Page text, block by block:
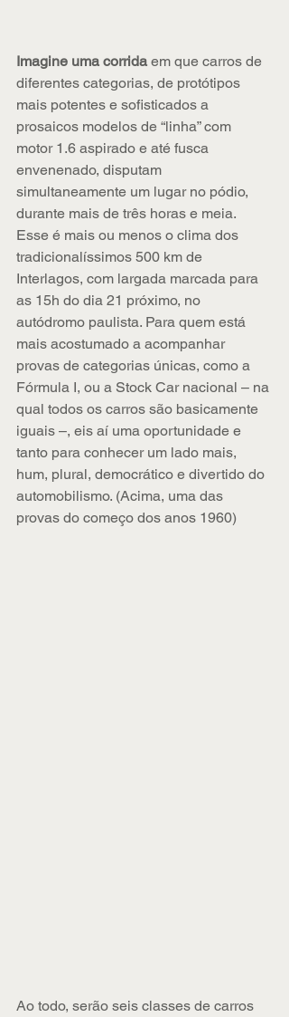
Imagine uma corrida em que carros de
diferentes categorias, de protótipos
mais potentes e sofisticados a
prosaicos modelos de “linha” com
motor 1.6 aspirado e até fusca
envenenado, disputam
simultaneamente um lugar no pódio,
durante mais de três horas e meia.
Esse é mais ou menos o clima dos
tradicionalíssimos 500 km de
Interlagos, com largada marcada para
as 15h do dia 21 próximo, no
autódromo paulista. Para quem está
mais acostumado a acompanhar
provas de categorias únicas, como a
Fórmula I, ou a Stock Car nacional – na
qual todos os carros são basicamente
iguais –, eis aí uma oportunidade e
tanto para conhecer um lado mais,
hum, plural, democrático e divertido do
automobilismo. (Acima, uma das
provas do começo dos anos 1960)
Ao todo, serão seis classes de carros